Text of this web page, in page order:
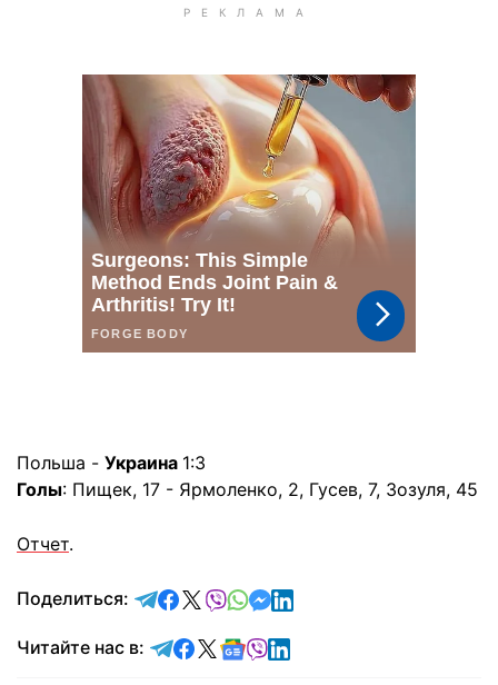
Польша - Украина 1:3
Голы: Пищек, 17 - Ярмоленко, 2, Гусев, 7, Зозуля, 45
Отчет.
Поделиться: отправить в Telegram
поделиться в Facebook
поделиться в X
отправить в Viber
отправить в Whatsapp
отправить в Messenger
отправить в LinkedIn
Читайте нас в: Читайте в Telegram
Читайте в Facebook
Читайте в X
Читайте в Google news
Читайте в Viber
Читайте в LinkedIn